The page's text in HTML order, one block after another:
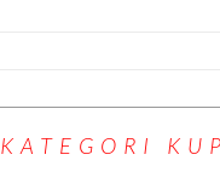
KATEGORI